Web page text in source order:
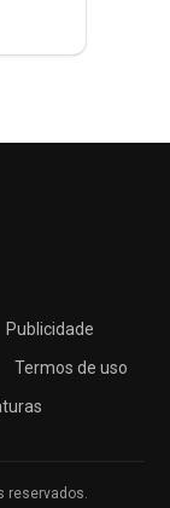
Publicidade
Termos de uso
reservados.